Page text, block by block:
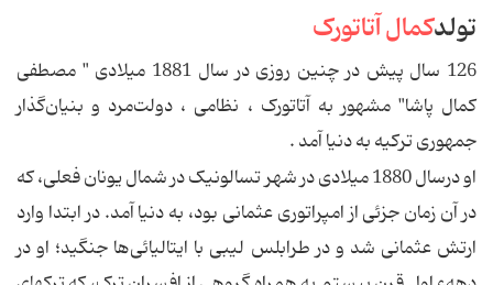
تولدکمال آتاتورک
126 سال پیش در چنین روزی در سال 1881 میلادی " مصطفی
کمال پاشا" مشهور به آتاتورک ، نظامی ، دولت‌مرد و بنیان‌گذار
جمهوری ترکیه به دنیا آمد .
او درسال 1880 میلادی در شهر تسالونیک در شمال یونان فعلی، که
در آن زمان جزئی از امپراتوری عثمانی بود، به دنیا آمد. در ابتدا وارد
ارتش عثمانی شد و در طرابلس لیبی با ایتالیائی‌ها جنگید؛ او در